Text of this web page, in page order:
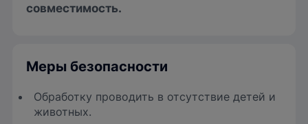
совместимость.
Меры безопасности
Обработку проводить в отсутствие детей и
животных.